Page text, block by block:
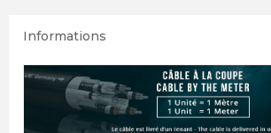
Informations